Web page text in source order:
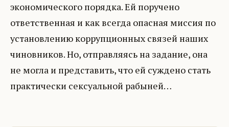
экономического порядка. Ей поручено
ответственная и как всегда опасная миссия по
установлению коррупционных связей наших
чиновников. Но, отправляясь на задание, она
не могла и представить, что ей суждено стать
практически сексуальной рабыней…